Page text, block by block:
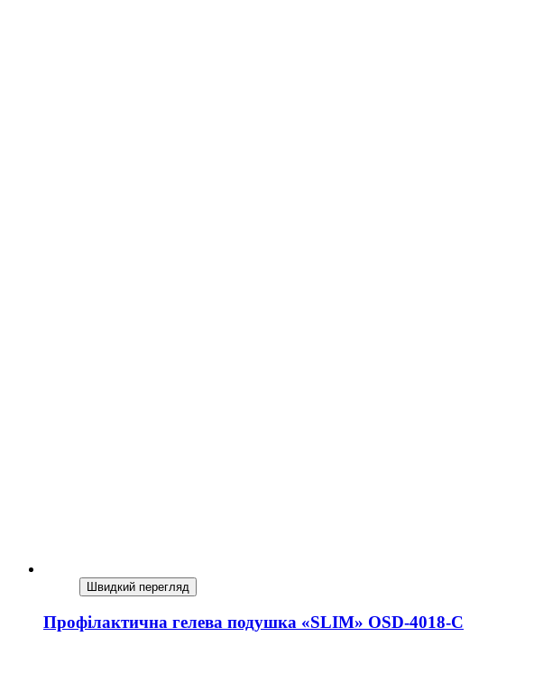
Швидкий перегляд
Профілактична гелева подушка «SLIM» OSD-4018-C